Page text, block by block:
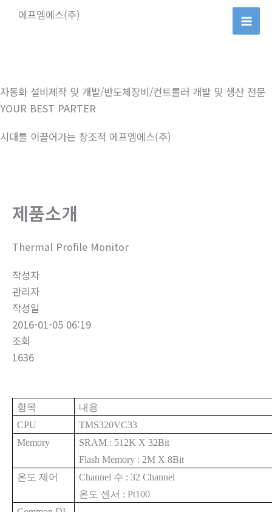
너
뛰
에프엠에스(주)
자동화 설비제작 및 개발/반도체장비/컨트롤러 개발 및 생산 전문
YOUR BEST PARTER
시대를 이끌어가는 창조적 에프엠에스(주)
제품소개
Thermal Profile Monitor
작성자
관리자
작성일
2016-01-05 06:19
조회
1636
항목
내용
CPU
TMS320VC33
Memory
SRAM : 512K X 32Bit
Flash Memory : 2M X 8Bit
온도 제어
Channel 수 : 32 Channel
온도 센서 : Pt100